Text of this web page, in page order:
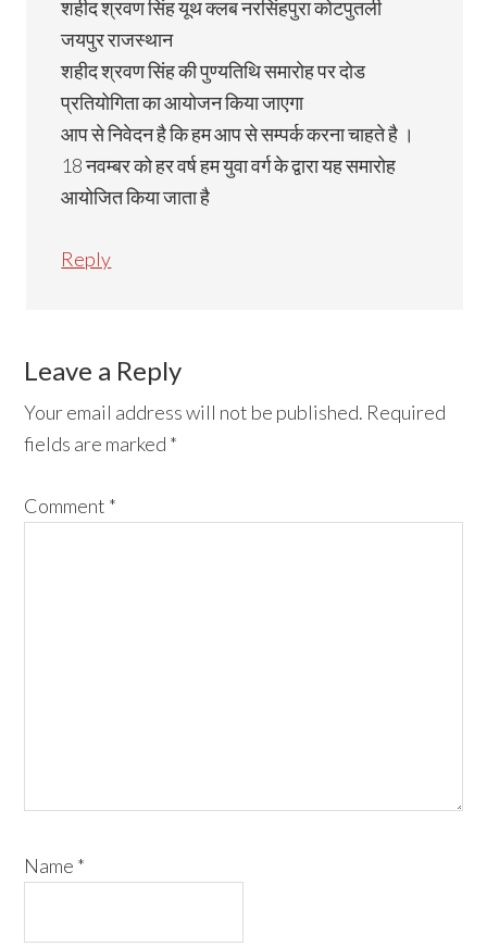
शहीद श्रवण सिंह यूथ क्लब नरसिंहपुरा कोटपुतली
जयपुर राजस्थान
शहीद श्रवण सिंह की पुण्यतिथि समारोह पर दोड
प्रतियोगिता का आयोजन किया जाएगा
आप से निवेदन है कि हम आप से सम्पर्क करना चाहते है ।
18 नवम्बर को हर वर्ष हम युवा वर्ग के द्वारा यह समारोह
आयोजित किया जाता है
Reply
Leave a Reply
Your email address will not be published. Required
fields are marked *
Comment *
Name *